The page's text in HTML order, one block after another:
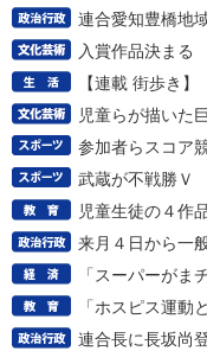
連合愛知豊橋地
入賞作品決まる
【連載 街歩き】
児童らが描いた
参加者らスコア
武蔵が不戦勝Ｖ
児童生徒の４作
来月４日から一
「スーパーがま
「ホスピス運動
連合長に長坂尚